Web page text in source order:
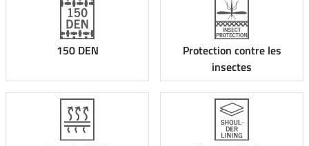
150 DEN
Protection contre les
insectes